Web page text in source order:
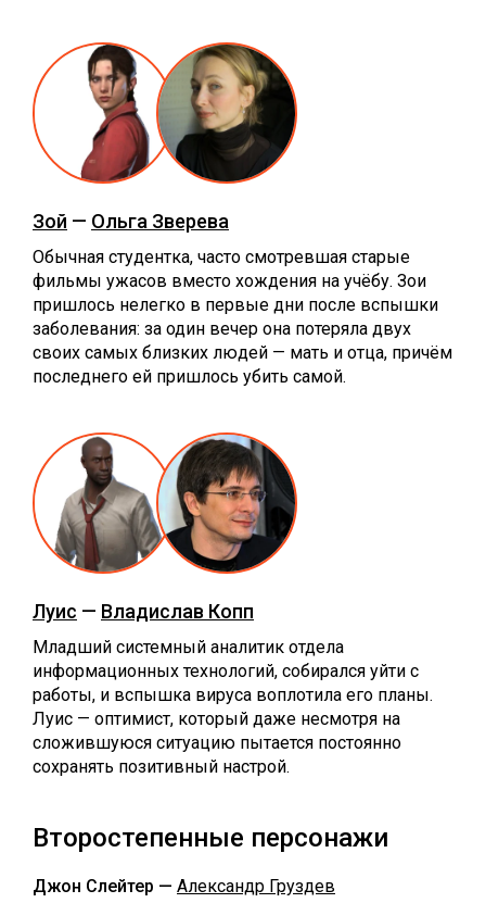
Зой — Ольга Зверева
Обычная студентка, часто смотревшая старые
фильмы ужасов вместо хождения на учёбу. Зои
пришлось нелегко в первые дни после вспышки
заболевания: за один вечер она потеряла двух
своих самых близких людей — мать и отца, причём
последнего ей пришлось убить самой.
Луис — Владислав Копп
Младший системный аналитик отдела
информационных технологий, собирался уйти с
работы, и вспышка вируса воплотила его планы.
Луис — оптимист, который даже несмотря на
сложившуюся ситуацию пытается постоянно
сохранять позитивный настрой.
Второстепенные персонажи
Джон Слейтер — Александр Груздев